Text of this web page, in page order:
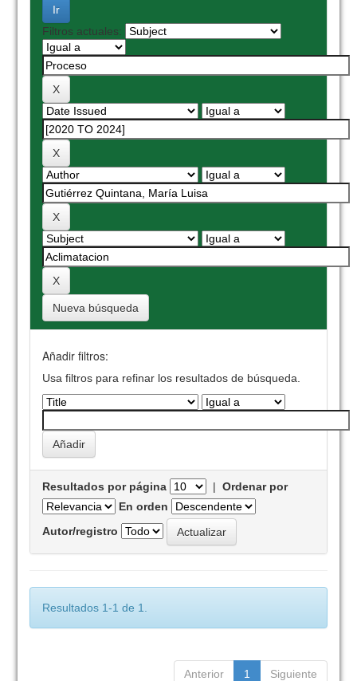
Filtros actuales:
Nueva búsqueda
Añadir filtros:
Usa filtros para refinar los resultados de búsqueda.
Resultados por página |Ordenar por
En orden
Autor/registro
Resultados 1-1 de 1.
Anterior 1 Siguiente